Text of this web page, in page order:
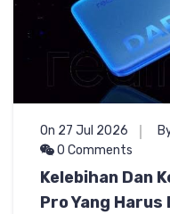
On 27 Jul 2026
0 Comments
Kelebihan Dan
Pro Yang Harus